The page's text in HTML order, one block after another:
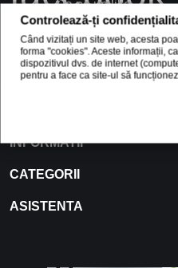
Da ne un like
facebook
Twitter
Urmareste-ne
INFORMATII
CATEGORII
ASISTENTA
Controlează-ți
Când vizitați un site web, acesta
forma "cookies". Aceste informații,
dispozitivul dvs. de internet
pentru a face ca site-ul să